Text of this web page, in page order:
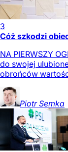
3
Cóż szkodzi
NA PIERWSZY
do swojej
obrońców
Piotr Semka